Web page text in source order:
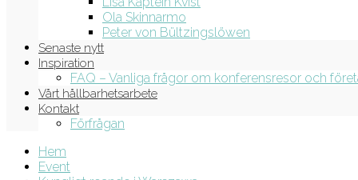
Ola Skinnarmo
Peter von Bültzingslöwen
Senaste nytt
Inspiration
FAQ – Vanliga frågor om konferensresor och
Vårt hållbarhetsarbete
Kontakt
Förfrågan
Hem
Event